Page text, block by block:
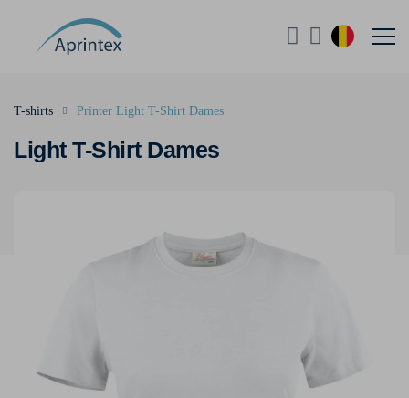
Light T-Shirt Dames
T-shirts Printer Light T-Shirt Dames